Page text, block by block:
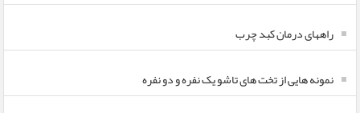
راههای درمان کبد چرب
نمونه هایی از تخت های تاشو یک نفره و دو نفره